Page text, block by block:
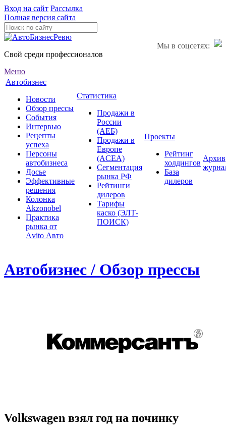
Вход на сайт Рассылка
Полная версия сайта
Мы в соцсетях:
Свой среди профессионалов
Меню
Автобизнес
Новости
Обзор прессы
События
Интервью
Рецепты
успеха
Персоны
автобизнеса
Досье
Эффективные
решения
Колонка
Akzonobel
Практика
рынка от
Аvito Авто
Статистика
Продажи в
России
(АЕБ)
Продажи в
Европе
(ACEA)
Сегментация
рынка РФ
Рейтинги
дилеров
Тарифы
каско (ЭЛТ-
ПОИСК)
Проекты
Рейтинг
холдингов
База
дилеров
Архив
Автобизнес / Обзор прессы
Volkswagen взял год на починку